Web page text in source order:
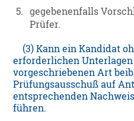
5.
gegebenenfalls
Prüfer.
(3) Kann ein Kandidat
erforderlichen
vorgeschriebenen Art
Prüfungsausschuß auf
entsprechenden
führen.